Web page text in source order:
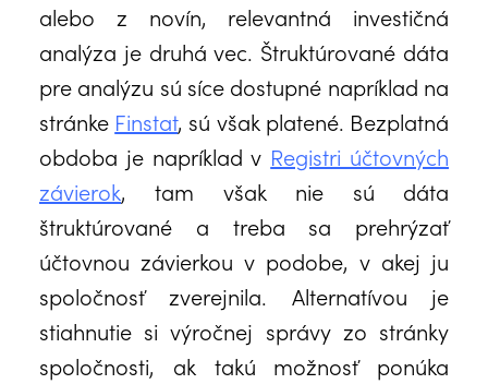
alebo z novín, relevantná investičná
analýza je druhá vec. Štruktúrované dáta
pre analýzu sú síce dostupné napríklad na
stránke Finstat, sú však platené. Bezplatná
obdoba je napríklad v Registri účtovných
závierok, tam však nie sú dáta
štruktúrované a treba sa prehrýzať
účtovnou závierkou v podobe, v akej ju
spoločnosť zverejnila. Alternatívou je
stiahnutie si výročnej správy zo stránky
spoločnosti, ak takú možnosť ponúka